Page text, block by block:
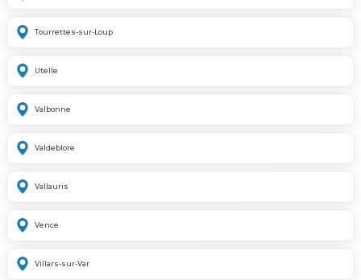
Tourrettes-sur-Loup
Utelle
Valbonne
Valdeblore
Vallauris
Vence
Villars-sur-Var